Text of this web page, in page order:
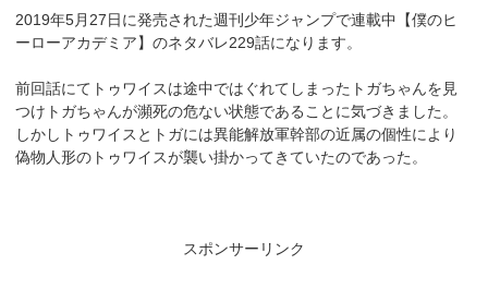
2019年5月27日に発売された週刊少年ジャンプで連載中【僕のヒ
ーローアカデミア】のネタバレ229話になります。
前回話にてトゥワイスは途中ではぐれてしまったトガちゃんを見
つけトガちゃんが瀕死の危ない状態であることに気づきました。
しかしトゥワイスとトガには異能解放軍幹部の近属の個性により
偽物人形のトゥワイスが襲い掛かってきていたのであった。
スポンサーリンク